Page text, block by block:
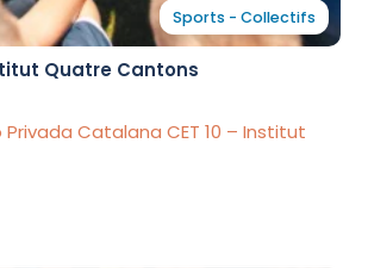
Sports - Collectifs
Quatre Cantons
Privada Catalana CET 10 – Institut